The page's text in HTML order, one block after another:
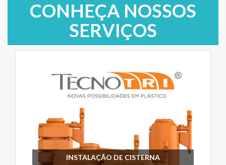
CONHEÇA NOSSOS
SERVIÇOS
INSTALAÇÃO DE CISTERNA